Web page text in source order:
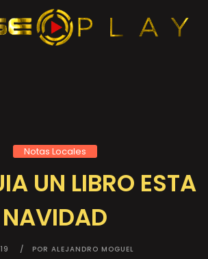
Notas Locales
UN LIBRO ESTA
NAVIDAD
POR ALEJANDRO MOGUEL